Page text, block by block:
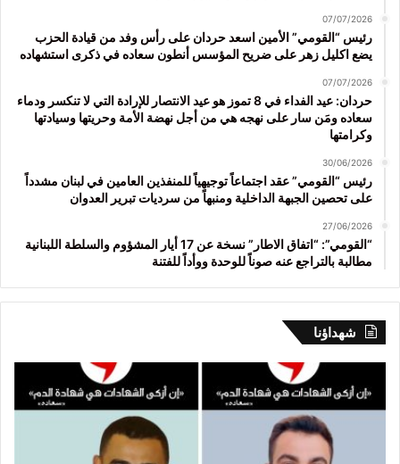
07/07/2026
رئيس “القومي” الأمين اسعد حردان على رأس وفد من قيادة الحزب
يضع اكليل زهر على ضريح المؤسس أنطون سعاده في ذكرى استشهاده
07/07/2026
حردان: عيد الفداء في 8 تموز هو عيد الانتصار للإرادة التي لا تنكسر ودماء
سعاده ومَن سار على نهجه هي من أجل نهضة الأمة وحريتها وسيادتها
وكرامتها
30/06/2026
رئيس “القومي” عقد اجتماعاً توجيهياً للمنفذين العامين في لبنان مشدداً
على تحصين الجبهة الداخلية ومنبهاً من سرديات تبرير العدوان
27/06/2026
“القومي”: “اتفاق الاطار” نسخة عن 17 أيار المشؤوم والسلطة اللبنانية
مطالبة بالتراجع عنه صوناً للوحدة ووأداً للفتنة
شهداؤنا